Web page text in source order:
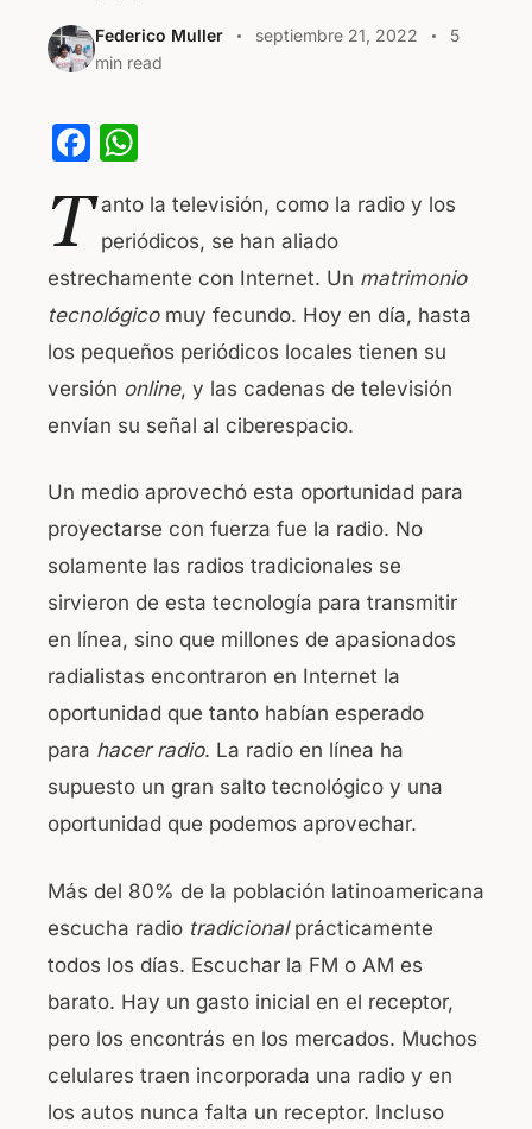
Federico Muller septiembre 21, 2022
5
min read
F
c
e
b
o
o
k
at
s
A
p
p
T anto la televisión, como la radio y los
periódicos, se han aliado
estrechamente con Internet. Un matrimonio
tecnológicomuy fecundo. Hoy en día, hasta
los pequeños periódicos locales tienen su
versión online, y las cadenas de televisión
envían su señal al ciberespacio.
Un medio aprovechó esta oportunidad para
proyectarse con fuerza fue la radio. No
solamente las radios tradicionales se
sirvieron de esta tecnología para transmitir
en línea, sino que millones de apasionados
radialistas encontraron en Internet la
oportunidad que tanto habían esperado
para hacer radio. La radio en línea ha
supuesto un gran salto tecnológico y una
oportunidad que podemos aprovechar.
Más del 80% de la población latinoamericana
escucha radio tradicionalprácticamente
todos los días. Escuchar la FM o AM es
barato. Hay un gasto inicial en el receptor,
pero los encontrás en los mercados. Muchos
celulares traen incorporada una radio y en
los autos nunca falta un receptor. Incluso